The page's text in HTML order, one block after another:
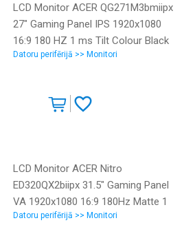
LCD Monitor ACER QG271M3bmiipx
27" Gaming Panel IPS 1920x1080
16:9 180 HZ 1 ms Tilt Colour Black
UM.HQ1EE.303
Datoru perifērijā >> Monitori
LCD Monitor ACER Nitro
ED320QX2biipx 31.5" Gaming Panel
VA 1920x1080 16:9 180Hz Matte 1
ms Tilt Colour Black UM.JE0EE.201
Datoru perifērijā >> Monitori